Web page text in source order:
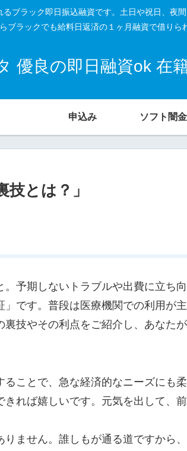
ブラック即日振込融資です。土日や祝日、夜
ブラックでも給料日返済の１ヶ月融資で借りら
優良の即日融資ok 在
申込み ソフト闇
技とは？」
予期しないトラブルや出費に立ち
です。普段は医療機関での利用が
技やその利点をご紹介し、あなた
ことで、急な経済的なニーズにも
れば嬉しいです。元気を出して、
ません。誰しもが通る道ですから